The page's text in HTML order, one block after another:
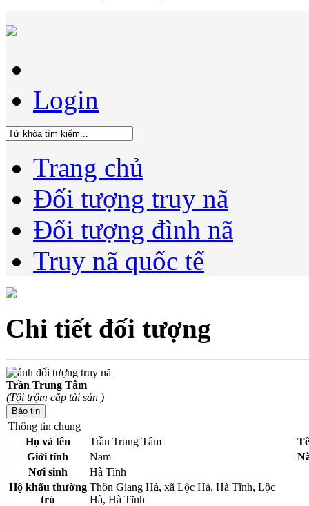
Login
Trang chủ
Đối tượng truy nã
Đối tượng đình nã
Truy nã quốc tế
Chi tiết đối tượng
Trần Trung Tâm
(Tội trộm cắp tài sản )
Thông tin chung
Họ và tên
Trần Trung Tâm
Giới tính
Nam
Nơi sinh
Hà Tĩnh
Hộ khẩu thường
trú
Thôn Giang Hà, xã Lộc Hà, Hà Tĩnh, Lộc
Hà, Hà Tĩnh